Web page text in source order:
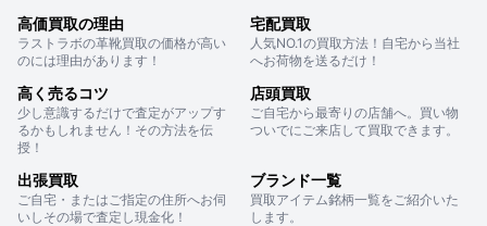
高価買取の理由
ラストラボの革靴買取の価格が高い
のには理由があります！
宅配買取
人気NO.1の買取方法！自宅から当社
へお荷物を送るだけ！
高く売るコツ
少し意識するだけで査定がアップす
るかもしれません！その方法を伝
授！
店頭買取
ご自宅から最寄りの店舗へ。買い物
ついでにご来店して買取できます。
出張買取
ご自宅・またはご指定の住所へお伺
いしその場で査定し現金化！
ブランド一覧
買取アイテム銘柄一覧をご紹介いた
します。